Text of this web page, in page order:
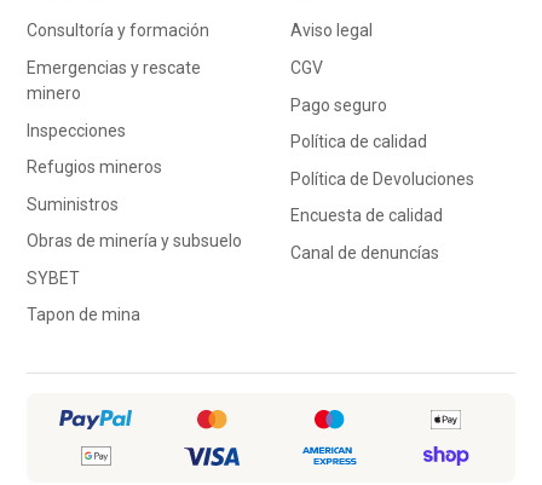
Consultoría y formación
Emergencias y rescate
minero
Inspecciones
Refugios mineros
Suministros
Obras de minería y subsuelo
SYBET
Tapon de mina
Aviso legal
CGV
Pago seguro
Política de calidad
Política de Devoluciones
Encuesta de calidad
Canal de denuncías